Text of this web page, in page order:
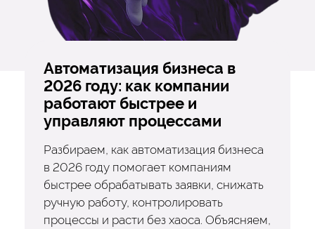
Автоматизация бизнеса в
2026 году: как компании
работают быстрее и
управляют процессами
Разбираем, как автоматизация бизнеса
в 2026 году помогает компаниям
быстрее обрабатывать заявки, снижать
ручную работу, контролировать
процессы и расти без хаоса. Объясняем,